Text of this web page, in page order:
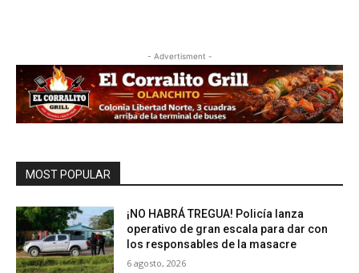
- Advertisment -
MOST POPULAR
¡NO HABRÁ TREGUA! Policía lanza
operativo de gran escala para dar con
los responsables de la masacre
6 agosto, 2026